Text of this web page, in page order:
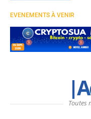
EVENEMENTS À VENIR
Toutes